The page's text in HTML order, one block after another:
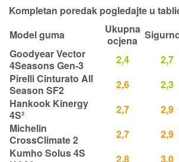
Kompletan poredak pogledajte u
Model guma
Ukupna
ocjena
Goodyear Vector
4Seasons Gen-3
2,4 2,7
Pirelli Cinturato All
Season SF2
2,6 2,3
Hankook Kinergy
4S²
2,7 2,9
Michelin
CrossClimate 2
2,7 2,9
Kumho Solus 4S
2,8 3,0